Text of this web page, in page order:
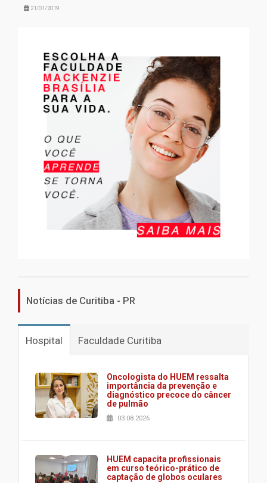
21/01/2019
Notícias de Curitiba - PR
Hospital Faculdade Curitiba
Oncologista do HUEM ressalta
importância da prevenção e
diagnóstico precoce do câncer
de pulmão
03.08.2026
HUEM capacita profissionais
em curso teórico-prático de
captação de globos oculares